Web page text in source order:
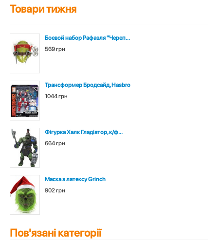
Товари тижня
Боевой набор Рафаэля "Череп...
569 грн
Трансформер Бродсайд, Hasbro
1044 грн
Фігурка Халк Гладіатор, к/ф...
664 грн
Маска з латексу Grinch
902 грн
Пов'язані категорії